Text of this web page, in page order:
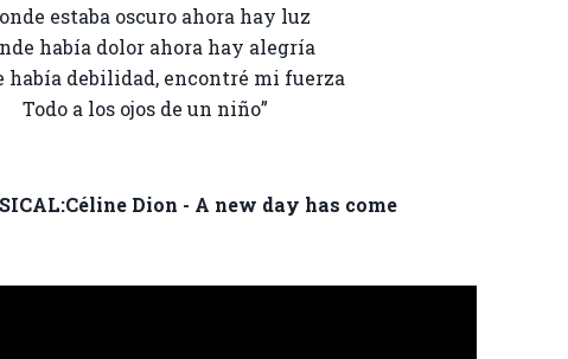
estaba oscuro ahora hay luz
había dolor ahora hay alegría
había debilidad, encontré mi fuerza
Todo a los ojos de un niño”
Dion - A new day has come